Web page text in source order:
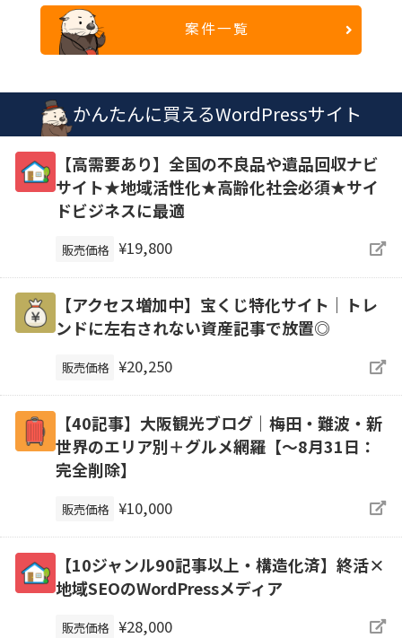
案件一覧
かんたんに買えるWordPressサイト
【高需要あり】全国の不良品や遺品回収ナビ
サイト★地域活性化★高齢化社会必須★サイ
ドビジネスに最適
販売価格 ¥19,800
【アクセス増加中】宝くじ特化サイト｜トレ
ンドに左右されない資産記事で放置◎
販売価格 ¥20,250
【40記事】大阪観光ブログ｜梅田・難波・新
世界のエリア別＋グルメ網羅【～8月31日：
完全削除】
販売価格 ¥10,000
【10ジャンル90記事以上・構造化済】終活×
地域SEOのWordPressメディア
販売価格 ¥28,000